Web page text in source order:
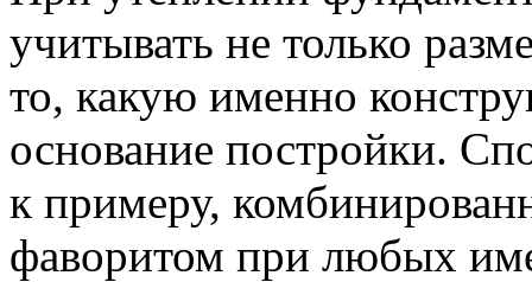
учитывать не только
то, какую именно
основание постройки.
к примеру,
фаворитом при любых